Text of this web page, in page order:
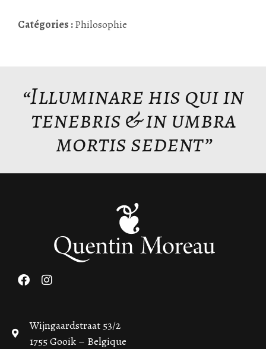
Catégories :Philosophie
“Illuminare his qui in
tenebris & in umbra
mortis sedent”
Wijngaardstraat 53/2
1755 Gooik – Belgique